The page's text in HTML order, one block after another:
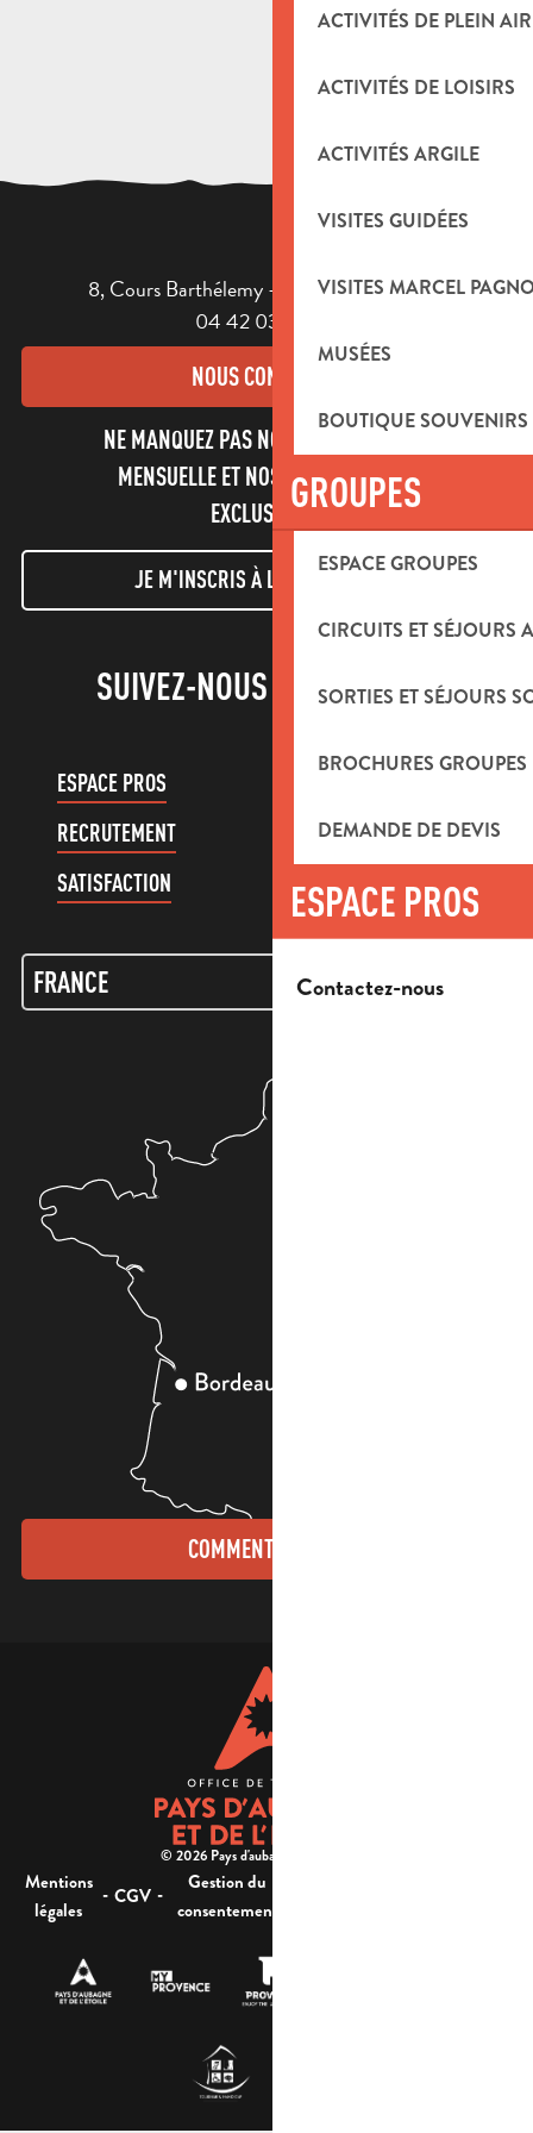
ACTIVITÉS DE PLEIN AIR
ACTIVITÉS DE LOISIRS
ACTIVITÉS ARGILE
VISITES GUIDÉES
VISITES MARCEL
MUSÉES
BOUTIQUE
GROUPES
ESPACE GROUPES
CIRCUITS ET SÉJOURS
SORTIES ET SÉJOURS
BROCHURES GROUPES
DEMANDE DE DEVIS
ESPACE PROS
Contactez-nous
8, Cours Barthélemy - 13400 AUBAGNE
04 42 03 49 98
NOUS CONTACTER
NE MANQUEZ PAS NOTRE NEWSLETTER
MENSUELLE ET NOS INFORMATIONS
EXCLUSIVES !
JE M'INSCRIS À LA NEWSLETTER
SUIVEZ-NOUS !
ESPACE PROS
RECRUTEMENT
COMPTE CLIENT
SATISFACTION
COMMENT VENIR ?
© 2026 Pays d'aubagne et de l'étoile -
Mentions
légales
- CGV -
Gestion du
consentement